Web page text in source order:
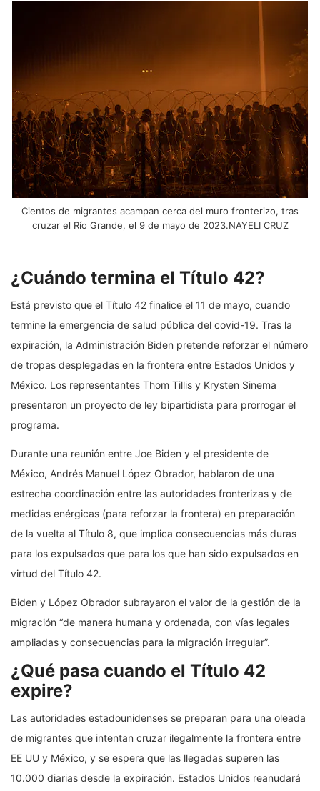
Cientos de migrantes acampan cerca del muro fronterizo, tras
cruzar el Río Grande, el 9 de mayo de 2023.NAYELI CRUZ
¿Cuándo termina el Título 42?
Está previsto que el Título 42 finalice el 11 de mayo, cuando
termine la emergencia de salud pública del covid-19. Tras la
expiración, la Administración Biden pretende reforzar el número
de tropas desplegadas en la frontera entre Estados Unidos y
México. Los representantes Thom Tillis y Krysten Sinema
presentaron un proyecto de ley bipartidista para prorrogar el
programa.
Durante una reunión entre Joe Biden y el presidente de
México, Andrés Manuel López Obrador, hablaron de una
estrecha coordinación entre las autoridades fronterizas y de
medidas enérgicas (para reforzar la frontera) en preparación
de la vuelta al Título 8, que implica consecuencias más duras
para los expulsados que para los que han sido expulsados en
virtud del Título 42.
Biden y López Obrador subrayaron el valor de la gestión de la
migración “de manera humana y ordenada, con vías legales
ampliadas y consecuencias para la migración irregular”.
¿Qué pasa cuando el Título 42
expire?
Las autoridades estadounidenses se preparan para una oleada
de migrantes que intentan cruzar ilegalmente la frontera entre
EE UU y México, y se espera que las llegadas superen las
10.000 diarias desde la expiración. Estados Unidos reanudará